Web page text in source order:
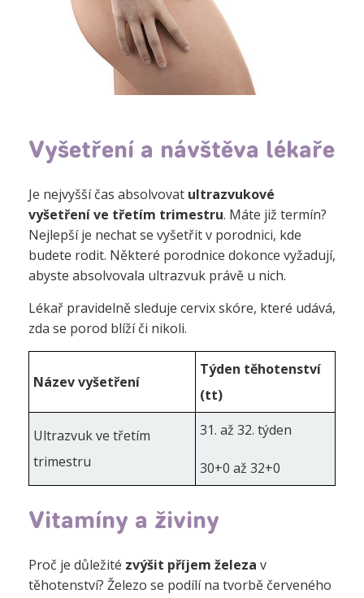
Vyšetření a návštěva lékaře
Je nejvyšší čas absolvovat ultrazvukové
vyšetření ve třetím trimestru. Máte již termín?
Nejlepší je nechat se vyšetřit v porodnici, kde
budete rodit. Některé porodnice dokonce vyžadují,
abyste absolvovala ultrazvuk právě u nich.
Lékař pravidelně sleduje cervix skóre, které udává,
zda se porod blíží či nikoli.
Název vyšetření
Týden těhotenství
(tt)
Ultrazvuk ve třetím
trimestru
31. až 32. týden
30+0 až 32+0
Vitamíny a živiny
Proč je důležité zvýšit příjem železa v
těhotenství? Železo se podílí na tvorbě červeného